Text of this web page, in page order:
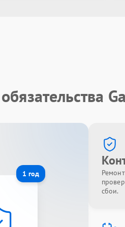
1 год
сбои.